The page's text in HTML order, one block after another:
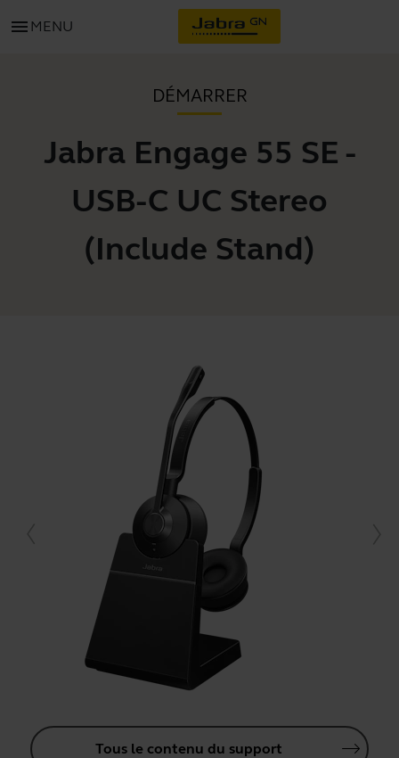
menu MENU
DÉMARRER
Jabra Engage 55 SE -
USB-C UC Stereo
(Include Stand)
Tous le contenu du support